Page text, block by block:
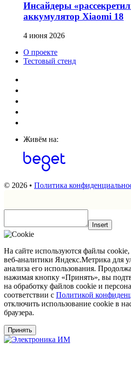
Инсайдеры
аккумулятор Xiaomi 18
4 июня 2026
О проекте
Тестовый стенд
Живём на:
© 2026 • Политика
Insert
На сайте используются файлы cookie,
веб‑аналитики Яндекс.Метрика для
анализа его использования.
нажимая кнопку «Принять», вы
на обработку файлов cookie и
соответствии с Политикой
отключить использование cookie в
браузера.
Принять